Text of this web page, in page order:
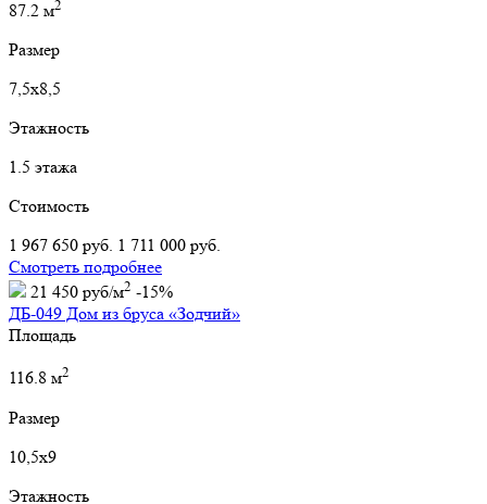
87.2 м2
Размер
7,5х8,5
Этажность
1.5 этажа
Стоимость
1 967 650 руб. 1 711 000 руб.
Смотреть подробнее
21 450 руб/м2 -15%
ДБ-049 Дом из бруса «Зодчий»
Площадь
116.8 м2
Размер
10,5х9
Этажность